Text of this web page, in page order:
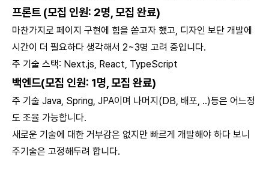
프론트 (모집 인원: 2명, 모집 완료)
마찬가지로 페이지 구현에 힘을 쏟고자 했고, 디자인 보단 개발에
시간이 더 필요하다 생각해서 2~3명 고려 중입니다.
주 기술 스택: Next.js, React, TypeScript
백엔드(모집 인원: 1명, 모집 완료)
주 기술 Java, Spring, JPA이며 나머지(DB, 배포, ..)등은 어느정
도 조율 가능합니다.
새로운 기술에 대한 거부감은 없지만 빠르게 개발해야 하다 보니
주기술은 고정해두려 합니다.